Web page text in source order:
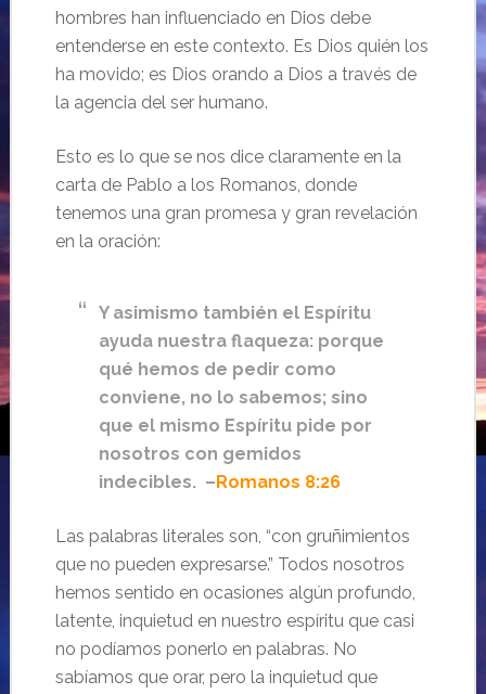
hombres han influenciado en Dios debe
entenderse en este contexto. Es Dios quién los
ha movido; es Dios orando a Dios a través de
la agencia del ser humano.
Esto es lo que se nos dice claramente en la
carta de Pablo a los Romanos, donde
tenemos una gran promesa y gran revelación
en la oración:
Y asimismo también el Espíritu
ayuda nuestra flaqueza: porque
qué hemos de pedir como
conviene, no lo sabemos; sino
que el mismo Espíritu pide por
nosotros con gemidos
indecibles. –Romanos 8:26
Las palabras literales son, “con gruñimientos
que no pueden expresarse.” Todos nosotros
hemos sentido en ocasiones algún profundo,
latente, inquietud en nuestro espíritu que casi
no podíamos ponerlo en palabras. No
sabíamos que orar, pero la inquietud que